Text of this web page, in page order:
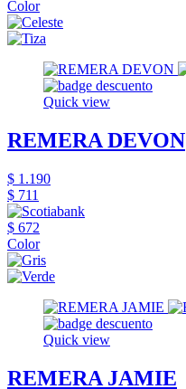
Color
Quick view
REMERA DEVON
$ 1.190
$ 711
$ 672
Color
Quick view
REMERA JAMIE